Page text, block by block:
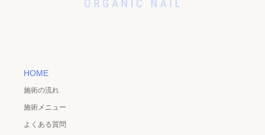
HOME
施術の流れ
施術メニュー
よくある質問